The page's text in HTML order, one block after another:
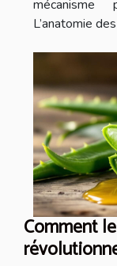
mécanisme
L’anatomie
Comment